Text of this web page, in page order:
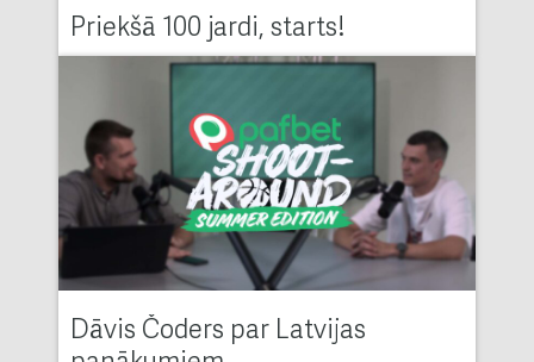
Priekšā 100 jardi, starts!
Dāvis Čoders par Latvijas